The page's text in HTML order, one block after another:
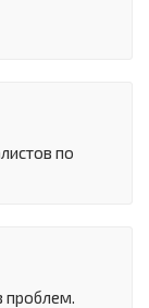
по
проблем.